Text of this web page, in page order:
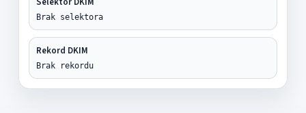
Brak selektora
Rekord DKIM
Brak rekordu